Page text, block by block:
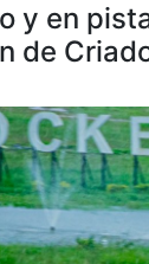
y en
de